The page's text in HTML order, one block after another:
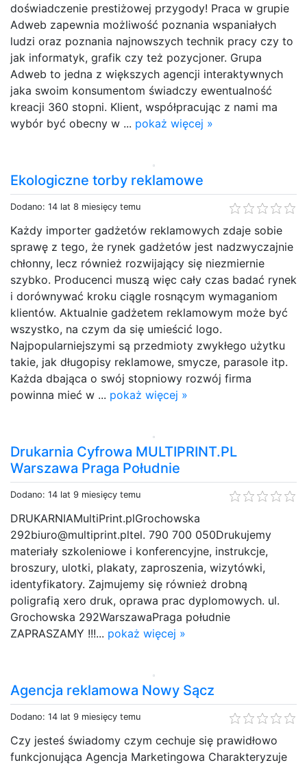
doświadczenie prestiżowej przygody! Praca w grupie
Adweb zapewnia możliwość poznania wspaniałych
ludzi oraz poznania najnowszych technik pracy czy to
jak informatyk, grafik czy też pozycjoner. Grupa
Adweb to jedna z większych agencji interaktywnych
jaka swoim konsumentom świadczy ewentualność
kreacji 360 stopni. Klient, współpracując z nami ma
wybór być obecny w ... pokaż więcej »
Ekologiczne torby reklamowe
Dodano: 14 lat 8 miesięcy temu
Każdy importer gadżetów reklamowych zdaje sobie
sprawę z tego, że rynek gadżetów jest nadzwyczajnie
chłonny, lecz również rozwijający się niezmiernie
szybko. Producenci muszą więc cały czas badać rynek
i dorównywać kroku ciągle rosnącym wymaganiom
klientów. Aktualnie gadżetem reklamowym może być
wszystko, na czym da się umieścić logo.
Najpopularniejszymi są przedmioty zwykłego użytku
takie, jak długopisy reklamowe, smycze, parasole itp.
Każda dbająca o swój stopniowy rozwój firma
powinna mieć w ... pokaż więcej »
Drukarnia Cyfrowa MULTIPRINT.PL
Warszawa Praga Południe
Dodano: 14 lat 9 miesięcy temu
DRUKARNIAMultiPrint.plGrochowska
292biuro@multiprint.pltel. 790 700 050Drukujemy
materiały szkoleniowe i konferencyjne, instrukcje,
broszury, ulotki, plakaty, zaproszenia, wizytówki,
identyfikatory. Zajmujemy się również drobną
poligrafią xero druk, oprawa prac dyplomowych. ul.
Grochowska 292WarszawaPraga południe
ZAPRASZAMY !!!... pokaż więcej »
Agencja reklamowa Nowy Sącz
Dodano: 14 lat 9 miesięcy temu
Czy jesteś świadomy czym cechuje się prawidłowo
funkcjonująca Agencja Marketingowa Charakteryzuje